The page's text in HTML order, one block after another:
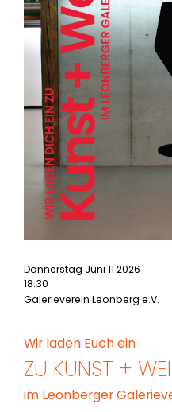
Wir laden Euch ein
ZU KUNST +
im Leonberger
Donnerstag Juni 11 2026
18:30
Galerieverein Leonberg e.V.